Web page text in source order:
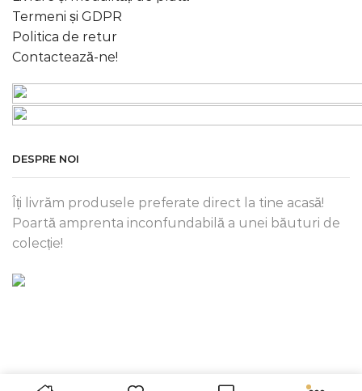
Termeni și GDPR
Politica de retur
Contactează-ne!
DESPRE NOI
Îți livrăm produsele preferate direct la tine acasă!
Poartă amprenta inconfundabilă a unei băuturi de
colecție!